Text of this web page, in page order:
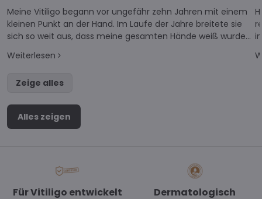
Meine Vitiligo begann vor ungefähr zehn Jahren mit einem
kleinen Punkt an der Hand. Im Laufe der Jahre breitete sie
sich so weit aus, dass meine gesamten Hände weiß wurden
Weiterlesen
Zeige alles
Alles zeigen
Für Vitiligo entwickelt
Dermatologisch